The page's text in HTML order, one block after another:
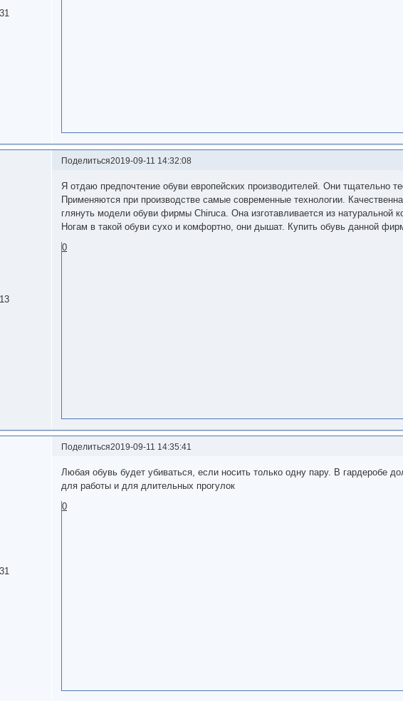
Поделиться2019-09-11 14:32:08
Я отдаю предпочтение обуви европейских производителей. Они тщательно
Применяются при производстве самые современные технологии.
глянуть модели обуви фирмы Chiruca. Она изготавливается из натуральной
Ногам в такой обуви сухо и комфортно, они дышат. Купить обувь данной
0
Поделиться2019-09-11 14:35:41
Любая обувь будет убиваться, если носить только одну пару. В гардеробе
для работы и для длительных прогулок
0